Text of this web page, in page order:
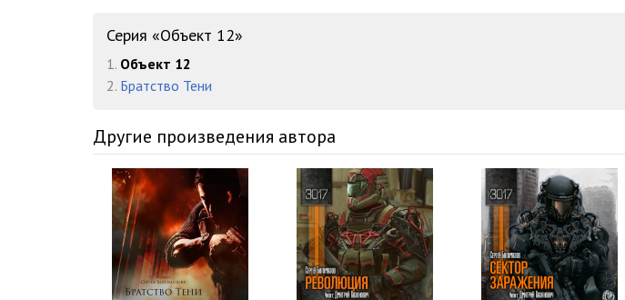
017
020
021
022
Серия «Объект 12»
1. Объект 12
2. Братство Тени
Другие произведения автора